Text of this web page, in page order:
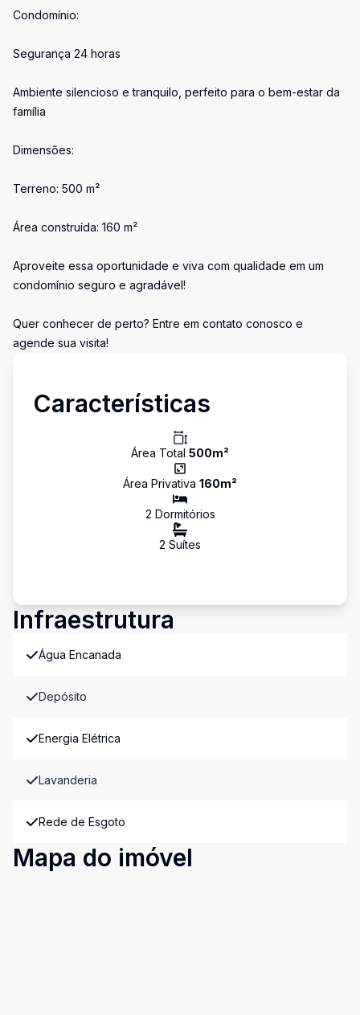
Condomínio:
Segurança 24 horas
Ambiente silencioso e tranquilo, perfeito para o bem-estar da
família
Dimensões:
Terreno: 500 m²
Área construída: 160 m²
Aproveite essa oportunidade e viva com qualidade em um
condomínio seguro e agradável!
Quer conhecer de perto? Entre em contato conosco e
agende sua visita!
Características
Área Total 500m²
Área Privativa 160m²
2 Dormitórios
2 Suítes
Infraestrutura
Água Encanada
Depósito
Energia Elétrica
Lavanderia
Rede de Esgoto
Mapa do imóvel